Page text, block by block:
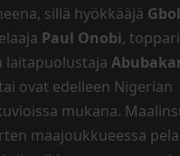
sillä hyökkääjä
Paul Onobi,
laitapuolustaja
ovat edelleen Nigerian
mukana.
maajoukkueessa